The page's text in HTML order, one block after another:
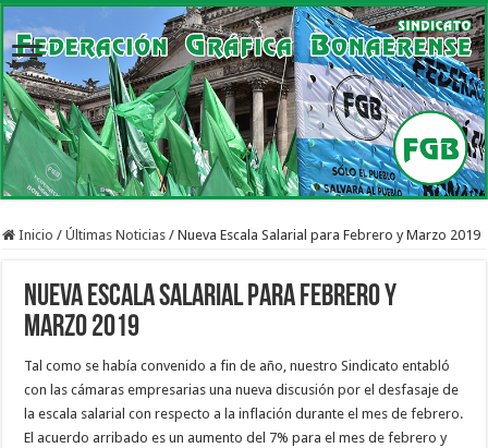
Inicio / Últimas Noticias / Nueva Escala Salarial para Febrero y Marzo 2019
Nueva Escala Salarial para Febrero y
Marzo 2019
Tal como se había convenido a fin de año, nuestro Sindicato entabló
con las cámaras empresarias una nueva discusión por el desfasaje de
la escala salarial con respecto a la inflación durante el mes de febrero.
El acuerdo arribado es un aumento del 7% para el mes de febrero y